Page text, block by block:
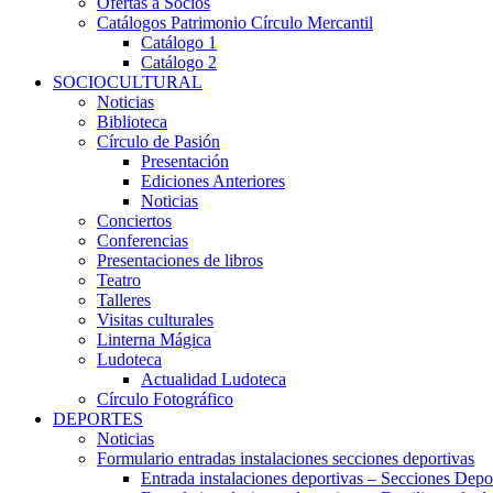
Catálogos Patrimonio Círculo Mercantil
Catálogo 1
Catálogo 2
SOCIOCULTURAL
Noticias
Biblioteca
Círculo de Pasión
Presentación
Ediciones Anteriores
Noticias
Conciertos
Conferencias
Presentaciones de libros
Teatro
Talleres
Visitas culturales
Linterna Mágica
Ludoteca
Actualidad Ludoteca
Círculo Fotográfico
DEPORTES
Noticias
Formulario entradas instalaciones secciones deportivas
Entrada instalaciones deportivas – Secciones